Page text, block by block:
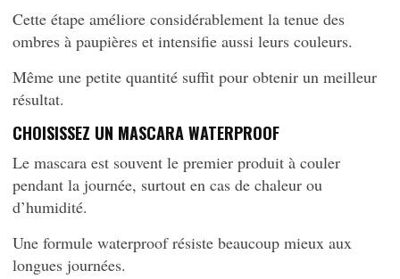
Cette étape améliore considérablement la tenue des
ombres à paupières et intensifie aussi leurs couleurs.
Même une petite quantité suffit pour obtenir un meilleur
résultat.
CHOISISSEZ UN MASCARA WATERPROOF
Le mascara est souvent le premier produit à couler
pendant la journée, surtout en cas de chaleur ou
d’humidité.
Une formule waterproof résiste beaucoup mieux aux
longues journées.